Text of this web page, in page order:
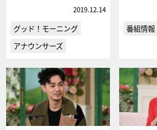
2019.12.14
グッド！モーニング
アナウンサーズ
番組情報